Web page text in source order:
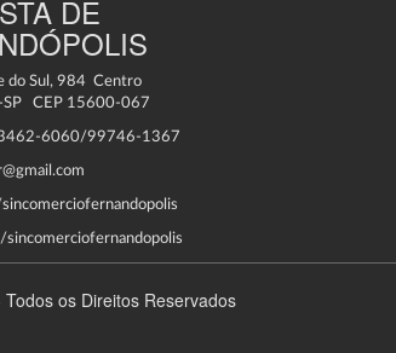
DE
do Sul, 984 Centro
SP CEP 15600-067
6060/99746-1367
sincomerciofernandopolis
os Direitos Reservados